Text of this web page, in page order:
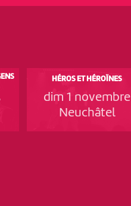
HÉROS ET HÉROÏNES
dim 1 novembre
Neuchâtel